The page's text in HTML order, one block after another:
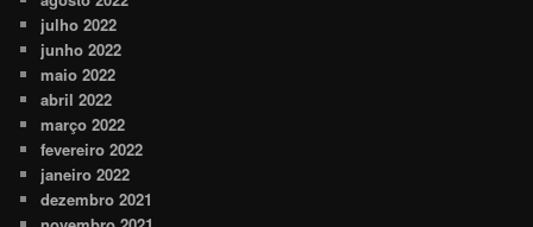
julho 2022
junho 2022
maio 2022
abril 2022
março 2022
fevereiro 2022
janeiro 2022
dezembro 2021